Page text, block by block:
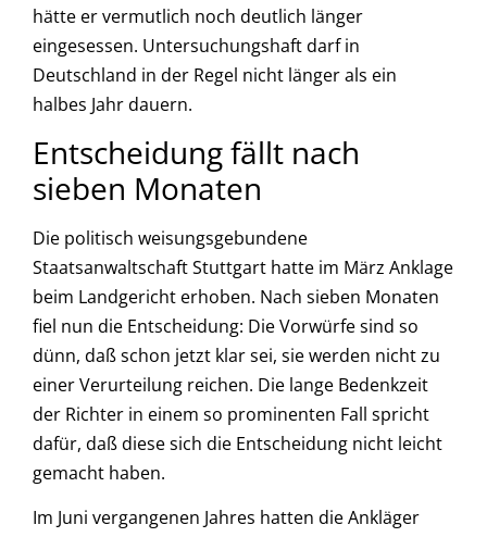
hätte er vermutlich noch deutlich länger
eingesessen. Untersuchungshaft darf in
Deutschland in der Regel nicht länger als ein
halbes Jahr dauern.
Entscheidung fällt nach
sieben Monaten
Die politisch weisungsgebundene
Staatsanwaltschaft Stuttgart hatte im März Anklage
beim Landgericht erhoben. Nach sieben Monaten
fiel nun die Entscheidung: Die Vorwürfe sind so
dünn, daß schon jetzt klar sei, sie werden nicht zu
einer Verurteilung reichen. Die lange Bedenkzeit
der Richter in einem so prominenten Fall spricht
dafür, daß diese sich die Entscheidung nicht leicht
gemacht haben.
Im Juni vergangenen Jahres hatten die Ankläger